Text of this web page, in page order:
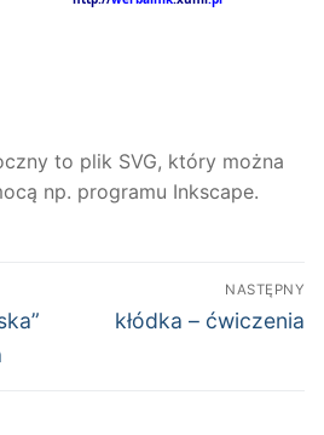
to plik SVG, który można
np. programu Inkscape.
NASTĘPNY
Następny
kłódka – ćwiczenia